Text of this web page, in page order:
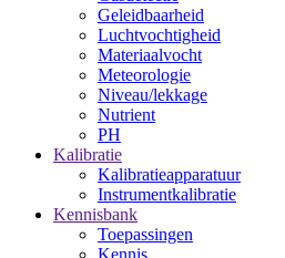
Geleidbaarheid
Luchtvochtigheid
Materiaalvocht
Meteorologie
Niveau/lekkage
Nutrient
PH
Kalibratie
Kalibratieapparatuur
Instrumentkalibratie
Kennisbank
Toepassingen
Kennis